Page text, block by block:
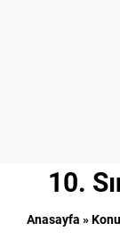
10.
Anasayfa »